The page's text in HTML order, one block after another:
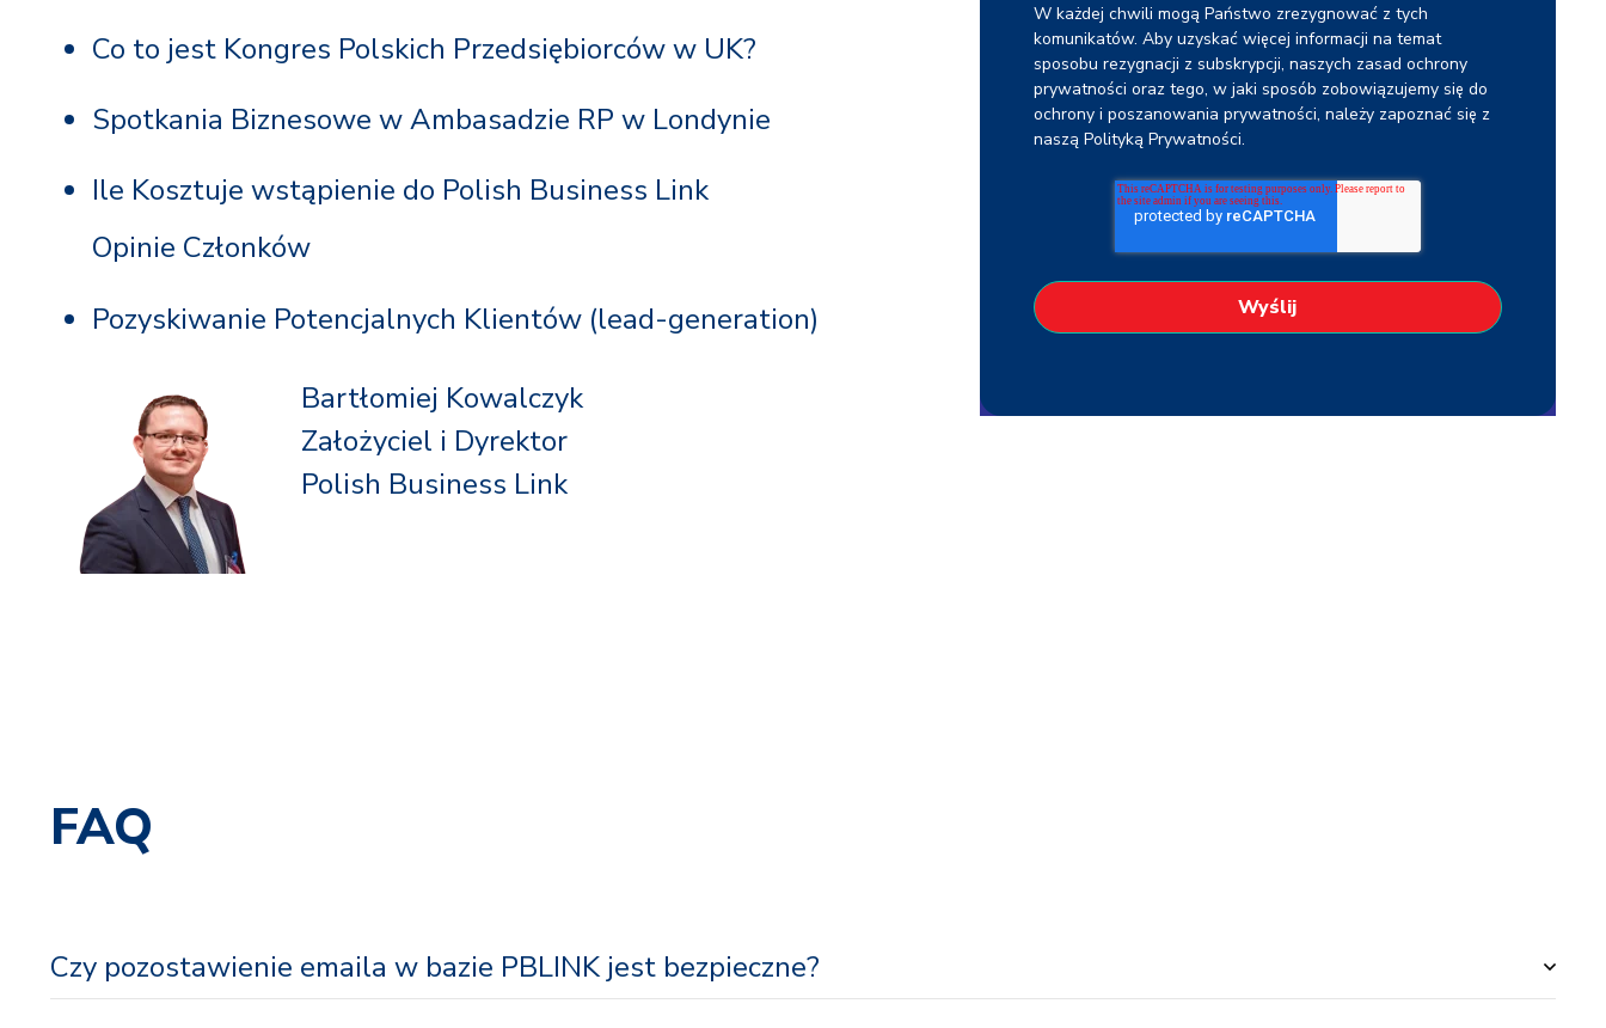
Co to jest Kongres Polskich Przedsiębiorców w UK?
Spotkania Biznesowe w Ambasadzie RP w Londynie
Ile Kosztuje wstąpienie do Polish Business Link
Opinie Członków
Pozyskiwanie Potencjalnych Klientów (lead-generation)
Bartłomiej Kowalczyk
Założyciel i Dyrektor
Polish Business Link
W każdej chwili mogą Państwo zrezygnować z tych
komunikatów. Aby uzyskać więcej informacji na temat
sposobu rezygnacji z subskrypcji, naszych zasad ochrony
prywatności oraz tego, w jaki sposób zobowiązujemy się do
ochrony i poszanowania prywatności, należy zapoznać się z
naszą Polityką Prywatności.
FAQ
Czy pozostawienie emaila w bazie PBLINK jest bezpieczne?